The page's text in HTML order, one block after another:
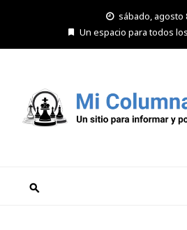
sábado, agosto
Un espacio para todos